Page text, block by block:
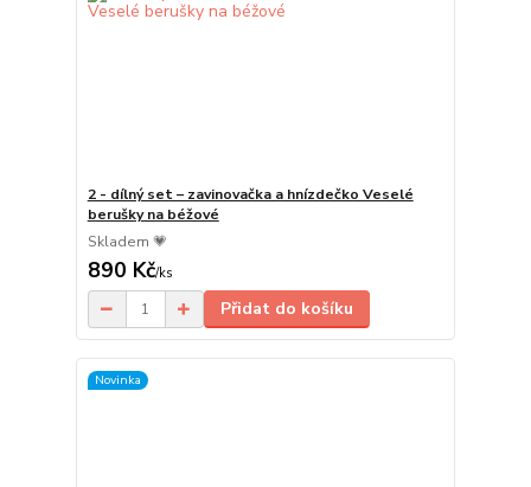
2 - dílný set – zavinovačka a hnízdečko Veselé
berušky na béžové
Skladem 💗
890 Kč/ks
Přidat do košíku
Novinka